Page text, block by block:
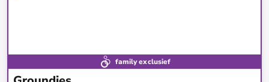
family exclusief